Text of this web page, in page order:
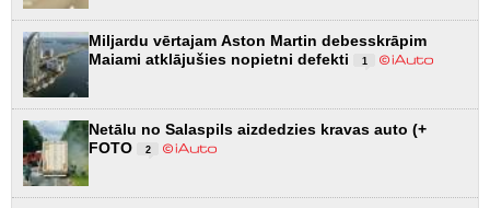
Miljardu vērtajam Aston Martin debesskrāpim
Maiami atklājušies nopietni defekti
1
Netālu no Salaspils aizdedzies kravas auto (+
FOTO
2